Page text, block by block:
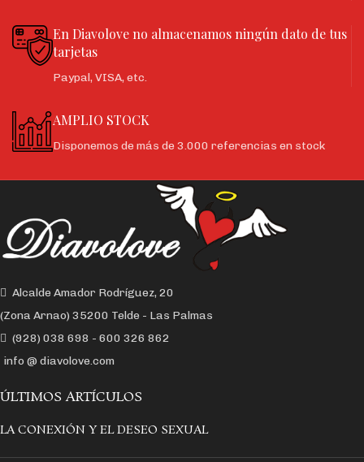
En Diavolove no almacenamos ningún dato de tus
tarjetas
Paypal, VISA, etc.
AMPLIO STOCK
Disponemos de más de 3.000 referencias en stock
Alcalde Amador Rodríguez, 20
(Zona Arnao) 35200 Telde - Las Palmas
(928) 038 698 - 600 326 862
info @ diavolove.com
ÚLTIMOS ARTÍCULOS
LA CONEXIÓN Y EL DESEO SEXUAL